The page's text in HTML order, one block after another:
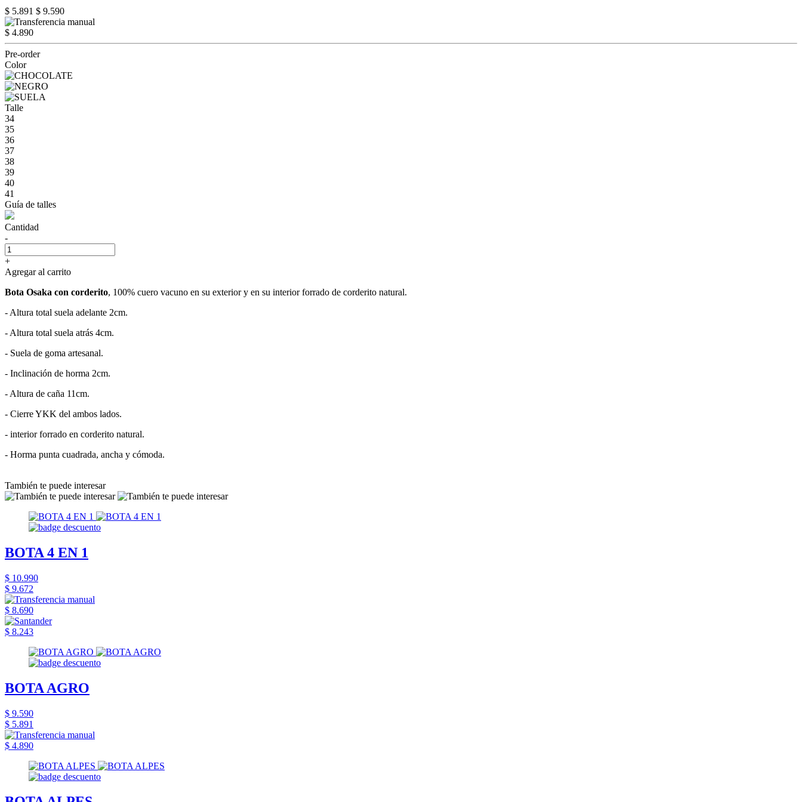
$ 5.891 $ 9.590
$ 4.890
Pre-order
Color
Talle
34
35
36
37
38
39
40
41
Guía de talles
Cantidad
-
+
Agregar al carrito
Bota Osaka con corderito, 100% cuero vacuno en su exterior y en su interior forrado de corderito natural.
- Altura total suela adelante 2cm.
- Altura total suela atrás 4cm.
- Suela de goma artesanal.
- Inclinación de horma 2cm.
- Altura de caña 11cm.
- Cierre YKK del ambos lados.
- ⁠interior forrado en corderito natural.
- Horma punta cuadrada, ancha y cómoda.
También te puede interesar
BOTA 4 EN 1
$ 10.990
$ 9.672
$ 8.690
$ 8.243
BOTA AGRO
$ 9.590
$ 5.891
$ 4.890